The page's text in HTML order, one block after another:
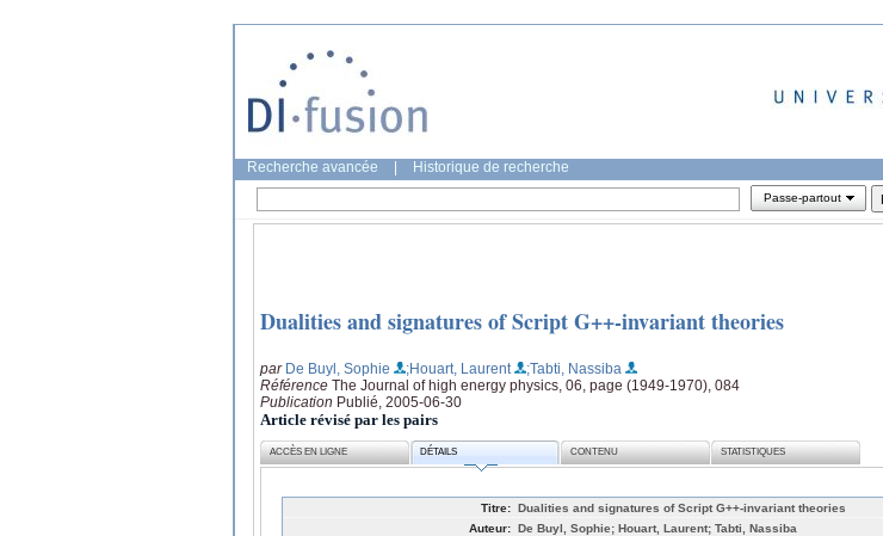
Recherche avancée Historique de recherche
Passe-partout
Dualities and signatures of Script G++-invariant theories
par De Buyl, Sophie ;Houart, Laurent
;Tabti, Nassiba
Référence The Journal of high energy physics, 06, page (1949-1970), 084
Publication Publié, 2005-06-30
Article révisé par les pairs
ACCÈS EN LIGNE DÉTAILS CONTENU STATISTIQUES
Titre: Dualities and signatures of Script G++-invariant theories
Auteur: De Buyl, Sophie; Houart, Laurent; Tabti, Nassiba